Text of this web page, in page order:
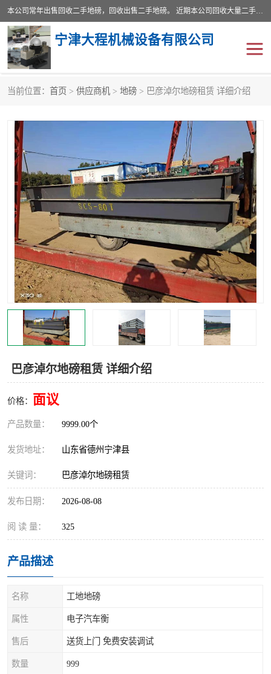
本公司常年出售回收二手地磅，回收出售二手地磅。 近期本公司回收大量二手地磅，型号齐全，宽度从2米到3.5米，长度5米到25米，承重吨位从10到200吨，成色7—9成新。 ? 使用年限6个月至2年，产品来源于个人闲置品，工矿企业停用品，因小换大而来。 精准度和新的一样， 二手地磅是内行人的选择，打个电话就省钱朋友您好等什么
宁津大程机械设备有限公司
当前位置： 首页 > 供应商机 > 地磅 > 巴彦淖尔地磅租赁 详细介绍
巴彦淖尔地磅租赁 详细介绍
价格： 面议
产品数量： 9999.00个
发货地址： 山东省德州宁津县
关键词： 巴彦淖尔地磅租赁
发布日期： 2026-08-08
阅 读 量： 325
产品描述
名称 工地地磅
属性 电子汽车衡
售后 送货上门 免费安装调试
数量 999
地磅传感器 废纸打包机
烘干机 食品烘干机
装载机电子秤
半自动输送机 全自动输送机
冷却塔 食品螺旋塔
撕碎机 木材撕碎机
塑料撕碎机